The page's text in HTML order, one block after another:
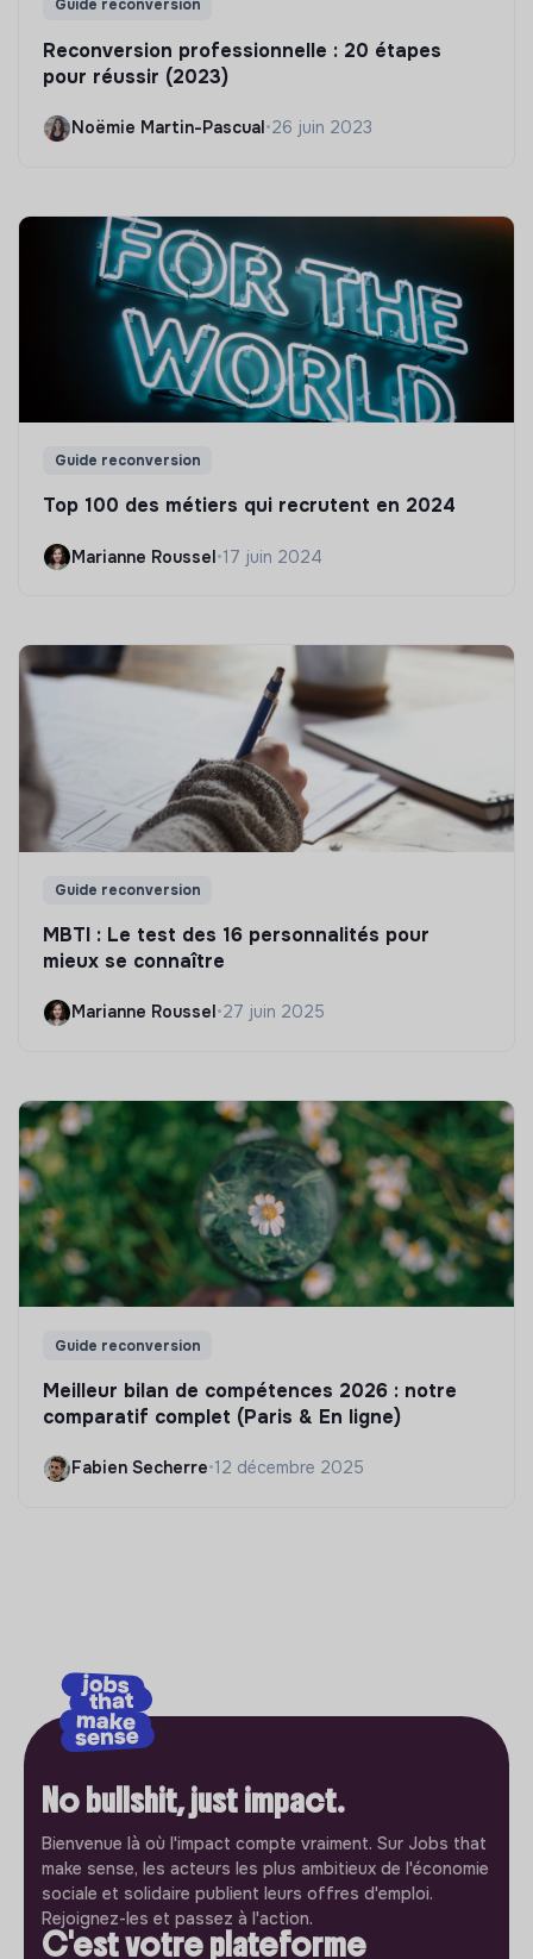
Guide reconversion
Reconversion professionnelle : 20 étapes
pour réussir (2023)
Noëmie Martin-Pascual•26 juin 2023
Guide reconversion
Top 100 des métiers qui recrutent en 2024
Marianne Roussel•17 juin 2024
Guide reconversion
MBTI : Le test des 16 personnalités pour
mieux se connaître
Marianne Roussel •27 juin 2025
Guide reconversion
Meilleur bilan de compétences 2026 : notre
comparatif complet (Paris & En ligne)
Fabien Secherre•12 décembre 2025
No bullshit, just impact.
Bienvenue là où l'impact compte vraiment. Sur Jobs that
make sense, les acteurs les plus ambitieux de l'économie
sociale et solidaire publient leurs offres d'emploi.
Rejoignez-les et passez à l'action.
C'est votre plateforme